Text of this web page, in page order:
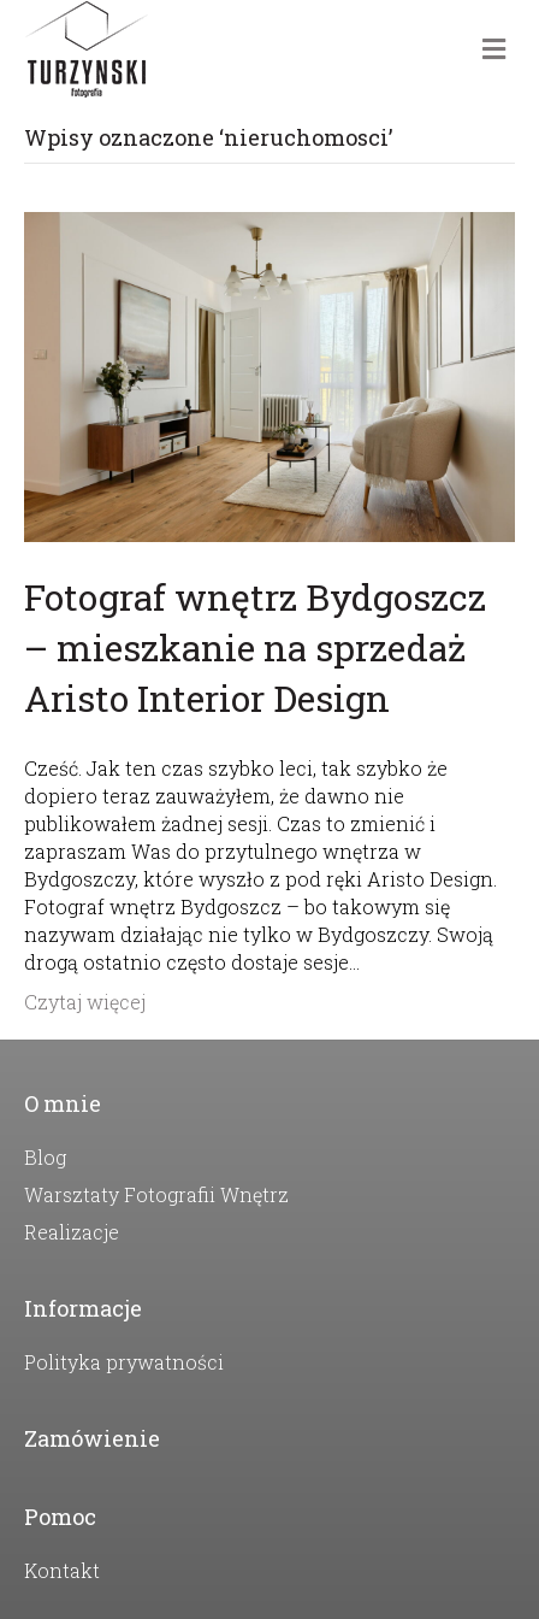
m
e
Wpisy oznaczone ‘nieruchomosci’
Fotograf wnętrz Bydgoszcz
– mieszkanie na sprzedaż
Aristo Interior Design
Cześć. Jak ten czas szybko leci, tak szybko że
dopiero teraz zauważyłem, że dawno nie
publikowałem żadnej sesji. Czas to zmienić i
zapraszam Was do przytulnego wnętrza w
Bydgoszczy, które wyszło z pod ręki Aristo Design.
Fotograf wnętrz Bydgoszcz – bo takowym się
nazywam działając nie tylko w Bydgoszczy. Swoją
drogą ostatnio często dostaje sesje…
Czytaj więcej
O mnie
Blog
Warsztaty Fotografii Wnętrz
Realizacje
Informacje
Polityka prywatności
Zamówienie
Pomoc
Kontakt